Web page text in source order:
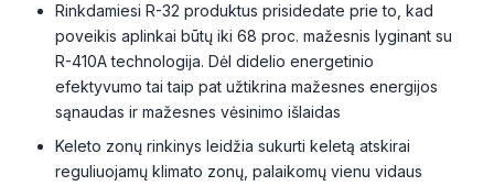
Rinkdamiesi R-32 produktus prisidedate prie to, kad
poveikis aplinkai būtų iki 68 proc. mažesnis lyginant su
R-410A technologija. Dėl didelio energetinio
efektyvumo tai taip pat užtikrina mažesnes energijos
sąnaudas ir mažesnes vėsinimo išlaidas
Keleto zonų rinkinys leidžia sukurti keletą atskirai
reguliuojamų klimato zonų, palaikomų vienu vidaus